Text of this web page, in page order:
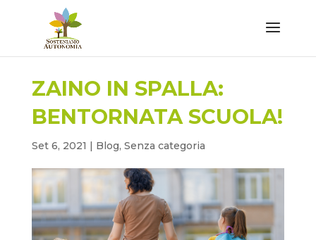
ZAINO IN SPALLA:
BENTORNATA SCUOLA!
Set 6, 2021 | Blog, Senza categoria